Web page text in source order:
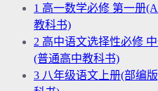
1 高一数学必修 第一册
教科书)
2 高中语文选择性必修
(普通高中教科书)
3 八年级语文上册(部编